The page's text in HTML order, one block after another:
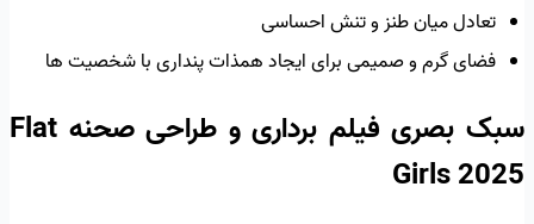
تعادل میان طنز و تنش احساسی
فضای گرم و صمیمی برای ایجاد همذات پنداری با شخصیت ها
سبک بصری فیلم برداری و طراحی صحنه Flat
Girls 2025